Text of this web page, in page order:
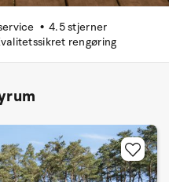
4.5 stjerner
rengøring